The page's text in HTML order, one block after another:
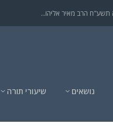
הרב מאיר אליהו...
נושאים שיעורי תורה